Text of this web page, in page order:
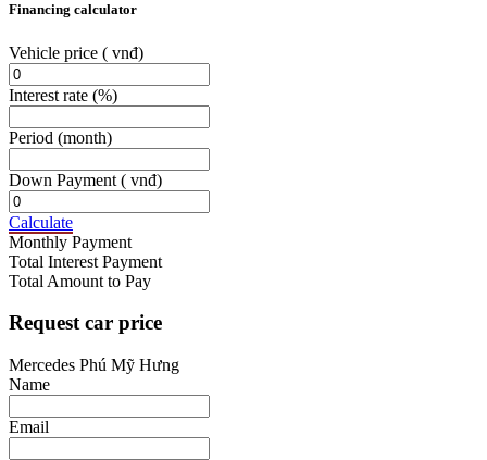
Financing calculator
Vehicle price ( vnđ)
Interest rate (%)
Period (month)
Down Payment ( vnđ)
Calculate
Monthly Payment
Total Interest Payment
Total Amount to Pay
Request car price
Mercedes Phú Mỹ Hưng
Name
Email